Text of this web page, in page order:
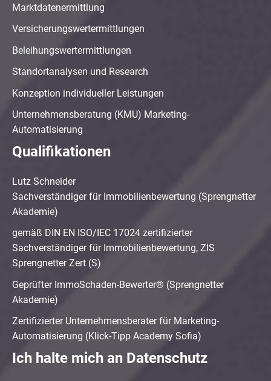
Marktdatenermittlung
Versicherungswertermittlungen
Beleihungswertermittlungen
Standortanalysen und Research
Konzeption individueller Leistungen
Unternehmensberatung (KMU) Marketing-
Automatisierung
Qualifikationen
Lutz Schneider
Sachverständiger für Immobilienbewertung (Sprengnetter
Akademie)
gemäß DIN EN ISO/IEC 17024 zertifizierter
Sachverständiger für Immobilienbewertung, ZIS
Sprengnetter Zert (S)
Geprüfter ImmoSchaden-Bewerter® (Sprengnetter
Akademie)
Zertifizierter Unternehmensberater für Marketing-
Automatisierung (Klick-Tipp Academy Sofia)
Ich halte mich an Datenschutz